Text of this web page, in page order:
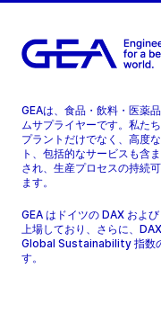
GEAは、食品・飲料・医薬
ムサプライヤーです。私た
プラントだけでなく、高度
ト、包括的なサービスも含
され、生産プロセスの持続
ます。
GEA はドイツの DAX およ
上場しており、さらに、
Global Sustainability 指数
す。